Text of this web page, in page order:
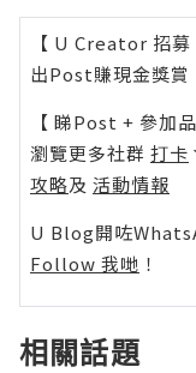
【 U Creator 招募
出Post賺現金獎賞
【 睇Post + 參加
瀏覽更多社群 打卡
攻略及 活動情報
U Blog開咗
Follow 我哋 ！
相關話題